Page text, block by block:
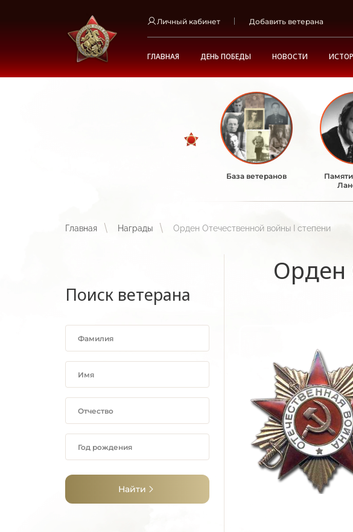
Личный кабинет Добавить ветерана
ГЛАВНАЯ ДЕНЬ ПОБЕДЫ НОВОСТИ
База ветеранов
Главная Награды Орден Отечественной войны I степени
Поиск ветерана
Найти
Орден